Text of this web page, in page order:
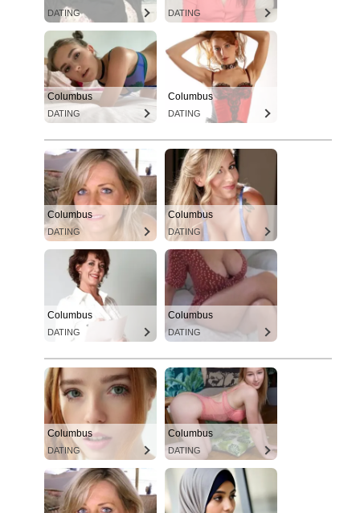
DATING DATING
Columbus
DATING
Columbus
DATING
Columbus
DATING
Columbus
DATING
Columbus
DATING
Columbus
DATING
Columbus
DATING
Columbus
DATING